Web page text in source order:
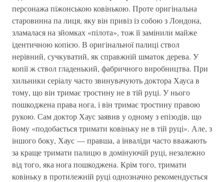
персонажа піжонською ковінькою. Проте оригінальна
старовинна па лиця, яку він привіз із собою з Лондона,
зламалася на зйомках «пілота», тож її замінили майже
ідентичною копією. В оригінальної палиці ствол
нерівний, сучкуватий, як справжній шматок дерева. У
копії ж ствол гладенький, фабричного виробництва. При
хильники серіалу часто звинувачують доктора Хауса в
тому, що він тримає тростину не в тій руці. У нього
пошкоджена права нога, і він тримає тростину правою
рукою. Сам доктор Хаус заявив у одному з епізодів, що
йому «подобається тримати ковіньку не в тій руці». Але, з
іншого боку, Хаус — правша, а інваліди часто вважають
за краще тримати палицю в домінуючій руці, незалежно
від того, яка нога пошкоджена. Крім того, тримати
ковіньку в протилежній руці однозначно рекомендується